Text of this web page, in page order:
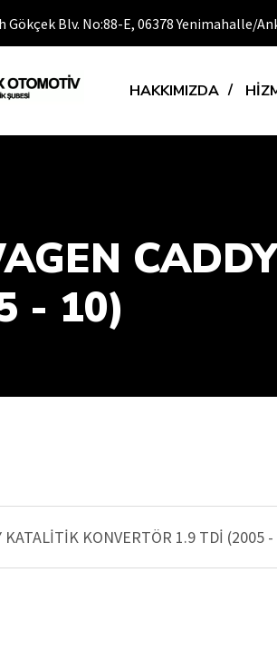
Gökçek Blv. No:88-E, 06378 Yenimahalle/
HAKKIMIZDA
- 10)